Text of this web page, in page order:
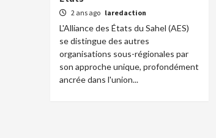
2 ans ago laredaction
L'Alliance des États du Sahel (AES)
se distingue des autres
organisations sous-régionales par
son approche unique, profondément
ancrée dans l'union...